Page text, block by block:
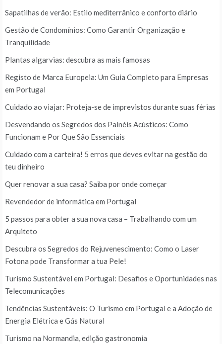
Sapatilhas de verão: Estilo mediterrânico e conforto diário
Gestão de Condomínios: Como Garantir Organização e
Tranquilidade
Plantas algarvias: descubra as mais famosas
Registo de Marca Europeia: Um Guia Completo para Empresas
em Portugal
Cuidado ao viajar: Proteja-se de imprevistos durante suas férias
Desvendando os Segredos dos Painéis Acústicos: Como
Funcionam e Por Que São Essenciais
Cuidado com a carteira! 5 erros que deves evitar na gestão do
teu dinheiro
Quer renovar a sua casa? Saiba por onde começar
Revendedor de informática em Portugal
5 passos para obter a sua nova casa – Trabalhando com um
Arquiteto
Descubra os Segredos do Rejuvenescimento: Como o Laser
Fotona pode Transformar a tua Pele!
Turismo Sustentável em Portugal: Desafios e Oportunidades nas
Telecomunicações
Tendências Sustentáveis: O Turismo em Portugal e a Adoção de
Energia Elétrica e Gás Natural
Turismo na Normandia, edição gastronomia